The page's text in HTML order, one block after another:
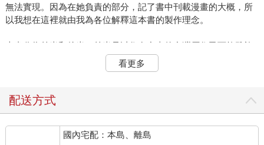
無法實現。因為在她負責的部分，記了書中刊載漫畫的大概，所
以我想在這裡就由我為各位解釋這本書的製作理念。
本書分為前半和後半，前半是以住在台南的台灣原住民西拉雅族
為中心的作品，後半是採訪了既是原住民也是性少數的排灣族阿
督同志（Adju）們，在訪談的基礎上創作的作品。這次也邀請了
的社會問題納入漫畫題材，目的在培養台灣年輕漫畫家的哲學思
不認為光是單一的補助獎金可以實現那麼宏大的願景，但筆者認
為一再重覆這樣的嘗試，將來必定會影響台灣的漫畫創作。
看更多
配送方式
國內宅配：本島、離島